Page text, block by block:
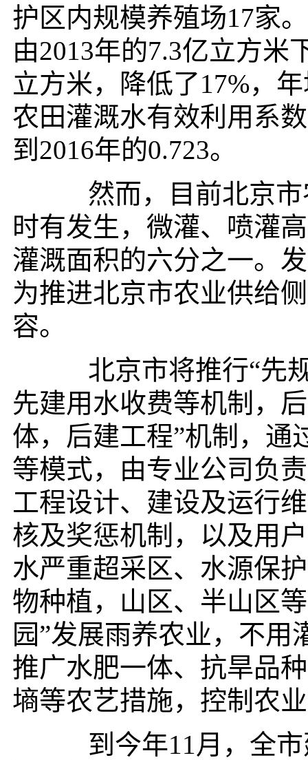
护区内规模养殖场17家
由2013年的7.3亿立方米
立方米，降低了17%，
农田灌溉水有效利用系
到2016年的0.723。
然而，目前北京市
时有发生，微灌、喷灌
灌溉面积的六分之一。
为推进北京市农业供给
容。
北京市将推行“先规
先建用水收费等机制，
体，后建工程”机制，通
等模式，由专业公司负
工程设计、建设及运行
核及奖惩机制，以及用
水严重超采区、水源保
物种植，山区、半山区
园”发展雨养农业，不用
推广水肥一体、抗旱品
墒等农艺措施，控制农
到今年11月，全市